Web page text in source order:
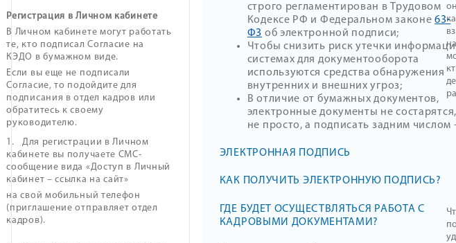
Регистрация в Личном кабинете
В Личном кабинете могут работать
те, кто подписал Согласие на
КЭДО в бумажном виде.
Если вы еще не подписали
Согласие, то подойдите для
подписания в отдел кадров или
обратитесь к своему
руководителю.
1. Для регистрации в Личном
кабинете вы получаете СМС-
сообщение вида «Доступ в Личный
кабинет – ссылка на сайт»
на свой мобильный телефон
(приглашение отправляет отдел
кадров).
строго регламентирован в Трудовом
Кодексе РФ и Федеральном законе63-
ФЗ об электронной подписи;
Чтобы снизить риск утечки
системах для документооборота
используются средства обнаружения
внутренних и внешних угроз;
В отличие от бумажных документов,
электронные документы не
не просто, а подписать задним
ЭЛЕКТРОННАЯ ПОДПИСЬ
КАК ПОЛУЧИТЬ ЭЛЕКТРОННУЮ ПОДПИСЬ?
ГДЕ БУДЕТ ОСУЩЕСТВЛЯТЬСЯ РАБОТА С
КАДРОВЫМИ ДОКУМЕНТАМИ?